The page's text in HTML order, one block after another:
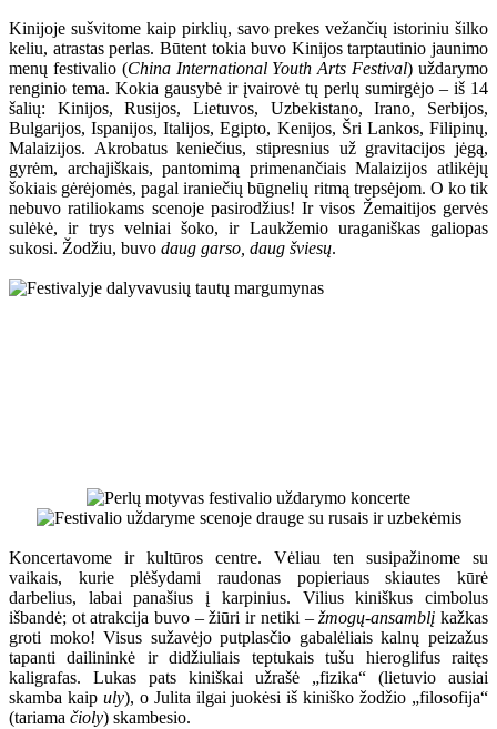
Kinijoje sušvitome kaip pirklių, savo prekes vežančių istoriniu šilko
keliu, atrastas perlas. Būtent tokia buvo Kinijos tarptautinio jaunimo
menų festivalio (China International Youth Arts Festival) uždarymo
renginio tema. Kokia gausybė ir įvairovė tų perlų sumirgėjo – iš 14
šalių: Kinijos, Rusijos, Lietuvos, Uzbekistano, Irano, Serbijos,
Bulgarijos, Ispanijos, Italijos, Egipto, Kenijos, Šri Lankos, Filipinų,
Malaizijos. Akrobatus keniečius, stipresnius už gravitacijos jėgą,
gyrėm, archajiškais, pantomimą primenančiais Malaizijos atlikėjų
šokiais gėrėjomės, pagal iraniečių būgnelių ritmą trepsėjom. O ko tik
nebuvo ratiliokams scenoje pasirodžius! Ir visos Žemaitijos gervės
sulėkė, ir trys velniai šoko, ir Laukžemio uraganiškas galiopas
sukosi. Žodžiu, buvo daug garso, daug šviesų.
Koncertavome ir kultūros centre. Vėliau ten susipažinome su
vaikais, kurie plėšydami raudonas popieriaus skiautes kūrė
darbelius, labai panašius į karpinius. Vilius kiniškus cimbolus
išbandė; ot atrakcija buvo – žiūri ir netiki –žmogų-ansamblįkažkas
groti moko! Visus sužavėjo putplasčio gabalėliais kalnų peizažus
tapanti dailininkė ir didžiuliais teptukais tušu hieroglifus raitęs
kaligrafas. Lukas pats kiniškai užrašė „fizika“ (lietuvio ausiai
skamba kaip uly), o Julita ilgai juokėsi iš kiniško žodžio „filosofija“
(tariama čioly) skambesio.